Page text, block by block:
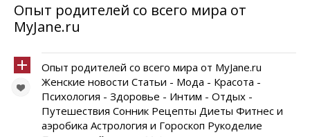
Опыт родителей со всего мира от
MyJane.ru
Опыт родителей со всего мира от MyJane.ru
Женские новости Статьи - Мода - Красота -
Психология - Здоровье - Интим - Отдых -
Путешествия Сонник Рецепты Диеты Фитнес и
аэробика Астрология и Гороскоп Рукоделие